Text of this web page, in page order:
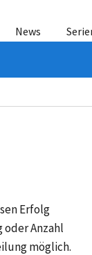
News
Erfolg
Anzahl
möglich.